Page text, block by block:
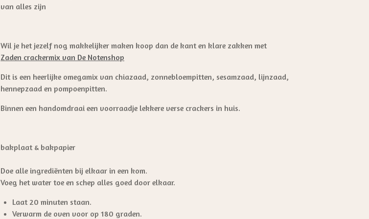
van alles zijn
Wil je het jezelf nog makkelijker maken koop dan de kant en klare zakken met
Zaden crackermix van De Notenshop
Dit is een heerlijke omegamix van chiazaad, zonnebloempitten, sesamzaad, lijnzaad,
hennepzaad en pompoenpitten.
Binnen een handomdraai een voorraadje lekkere verse crackers in huis.
bakplaat & bakpapier
Doe alle ingrediënten bij elkaar in een kom.
Voeg het water toe en schep alles goed door elkaar.
Laat 20 minuten staan.
Verwarm de oven voor op 180 graden.